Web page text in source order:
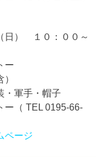
日） １０：００～
ー
・軍手・帽子
（ TEL 0195-66-
ページ